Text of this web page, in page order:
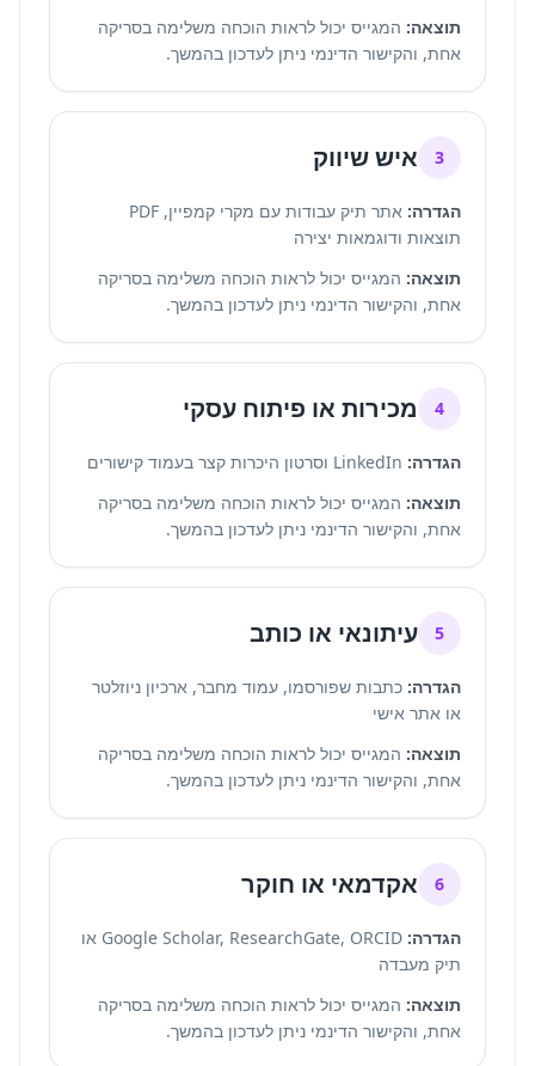
תוצאה: המגייס יכול לראות הוכחה משלימה בסריקה
אחת, והקישור הדינמי ניתן לעדכון בהמשך.
3 איש שיווק
הגדרה:
אתר תיק עבודות עם מקרי קמפיין, PDF
תוצאות ודוגמאות יצירה
תוצאה: המגייס יכול לראות הוכחה משלימה בסריקה
אחת, והקישור הדינמי ניתן לעדכון בהמשך.
4 מכירות או פיתוח עסקי
הגדרה:
תוצאה: המגייס יכול לראות הוכחה משלימה בסריקה
אחת, והקישור הדינמי ניתן לעדכון בהמשך.
5 עיתונאי או כותב
הגדרה: כתבות שפורסמו, עמוד מחבר, ארכיון ניוזלטר
או אתר אישי
תוצאה: המגייס יכול לראות הוכחה משלימה בסריקה
אחת, והקישור הדינמי ניתן לעדכון בהמשך.
6 אקדמאי או חוקר
הגדרה:
Google Scholar, ResearchGate, ORCID או
תיק מעבדה
תוצאה: המגייס יכול לראות הוכחה משלימה בסריקה
אחת, והקישור הדינמי ניתן לעדכון בהמשך.